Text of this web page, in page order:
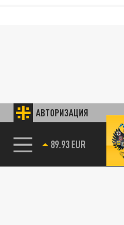
АВТОРИЗАЦИЯ
89.93 EUR